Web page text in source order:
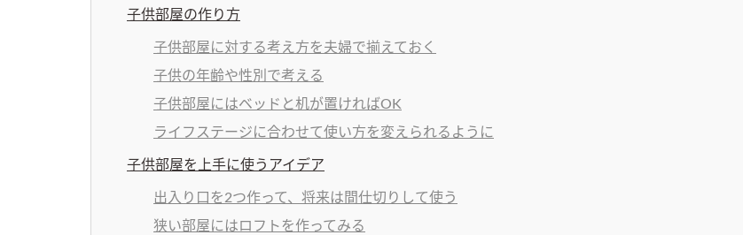
子供部屋の作り方
子供部屋に対する考え方を夫婦で揃えておく
子供の年齢や性別で考える
子供部屋にはベッドと机が置ければOK
ライフステージに合わせて使い方を変えられるように
子供部屋を上手に使うアイデア
出入り口を2つ作って、将来は間仕切りして使う
狭い部屋にはロフトを作ってみる